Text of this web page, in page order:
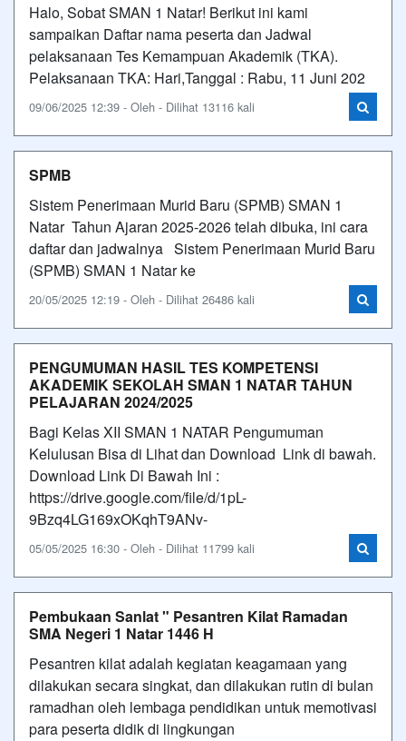
Halo, Sobat SMAN 1 Natar! Berikut ini kami
sampaikan Daftar nama peserta dan Jadwal
pelaksanaan Tes Kemampuan Akademik (TKA).
Pelaksanaan TKA: Hari,Tanggal : Rabu, 11 Juni 202
09/06/2025 12:39 - Oleh - Dilihat 13116 kali
SPMB
Sistem Penerimaan Murid Baru (SPMB) SMAN 1
Natar Tahun Ajaran 2025-2026 telah dibuka, ini cara
daftar dan jadwalnya Sistem Penerimaan Murid Baru
(SPMB) SMAN 1 Natar ke
20/05/2025 12:19 - Oleh - Dilihat 26486 kali
PENGUMUMAN HASIL TES KOMPETENSI
AKADEMIK SEKOLAH SMAN 1 NATAR TAHUN
PELAJARAN 2024/2025
Bagi Kelas XII SMAN 1 NATAR Pengumuman
Kelulusan Bisa di Lihat dan Download Link di bawah.
Download Link Di Bawah Ini :
https://drive.google.com/file/d/1pL-
9Bzq4LG169xOKqhT9ANv-
05/05/2025 16:30 - Oleh - Dilihat 11799 kali
Pembukaan Sanlat " Pesantren Kilat Ramadan
SMA Negeri 1 Natar 1446 H
Pesantren kilat adalah kegiatan keagamaan yang
dilakukan secara singkat, dan dilakukan rutin di bulan
ramadhan oleh lembaga pendidikan untuk memotivasi
para peserta didik di lingkungan